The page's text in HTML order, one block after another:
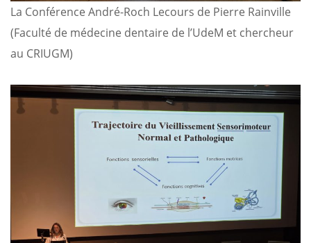
La Conférence André-Roch Lecours de Pierre Rainville
(Faculté de médecine dentaire de l’UdeM et chercheur
au CRIUGM)